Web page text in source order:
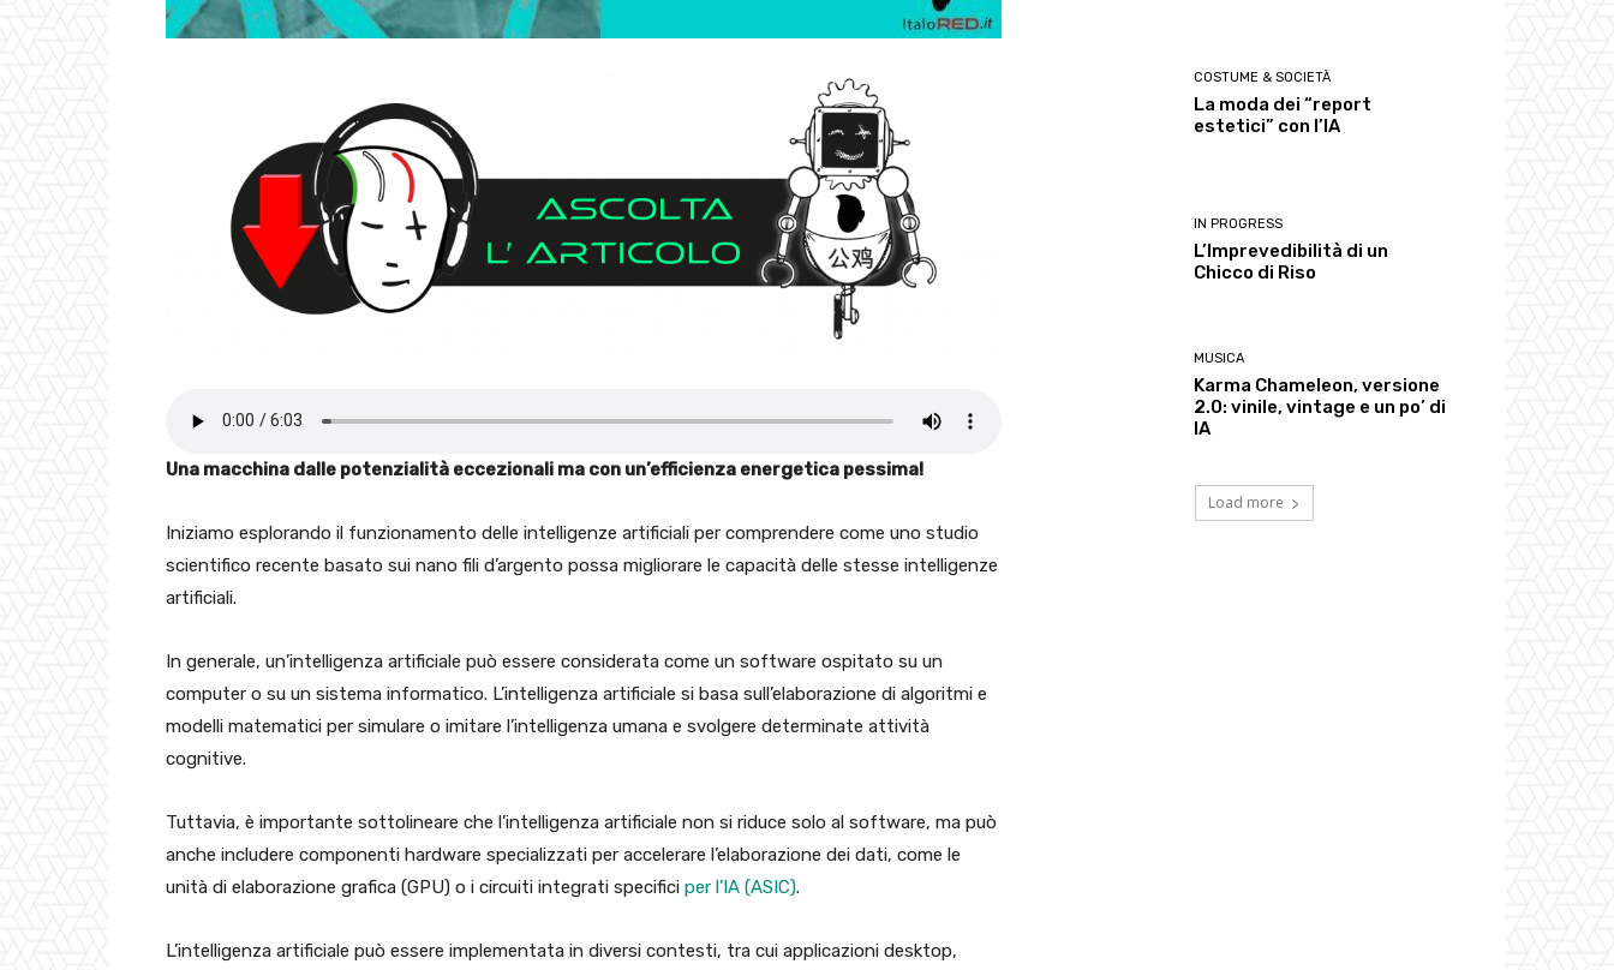
Una macchina dalle potenzialità eccezionali ma con un’efficienza energetica pessima!
Iniziamo esplorando il funzionamento delle intelligenze artificiali per comprendere come uno studio
scientifico recente basato sui nano fili d’argento possa migliorare le capacità delle stesse intelligenze
artificiali.
In generale, un’intelligenza artificiale può essere considerata come un software ospitato su un
computer o su un sistema informatico. L’intelligenza artificiale si basa sull’elaborazione di algoritmi e
modelli matematici per simulare o imitare l’intelligenza umana e svolgere determinate attività
cognitive.
Tuttavia, è importante sottolineare che l’intelligenza artificiale non si riduce solo al software, ma può
anche includere componenti hardware specializzati per accelerare l’elaborazione dei dati, come le
unità di elaborazione grafica (GPU) o i circuiti integrati specifici per l’IA (ASIC).
L’intelligenza artificiale può essere implementata in diversi contesti, tra cui applicazioni desktop,
COSTUME & SOCIETÀ
La moda dei “report
estetici” con l’IA
IN PROGRESS
L’Imprevedibilità di un
Chicco di Riso
MUSICA
Karma Chameleon, versione
2.0: vinile, vintage e un po’ di
IA
Load more